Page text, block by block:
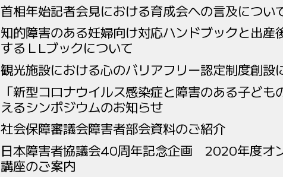
首相年始記者会見における育成会への言及につい
知的障害のある妊婦向け対応ハンドブックと出産
するＬLブックについて
観光施設における心のバリアフリー認定制度創設
「新型コロナウイルス感染症と障害のある子ども
えるシンポジウムのお知らせ
社会保障審議会障害者部会資料のご紹介
日本障害者協議会40周年記念企画 2020年度オ
講座のご案内